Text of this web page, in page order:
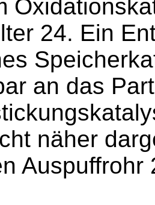
24. Ein
an das
näher
Auspuffrohr